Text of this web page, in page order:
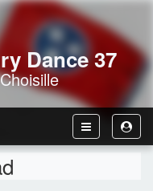
Dance 37
User
Toggle
Navbar